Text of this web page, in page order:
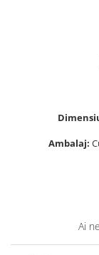
Solutii si lavete
Ambalaj:
Ai